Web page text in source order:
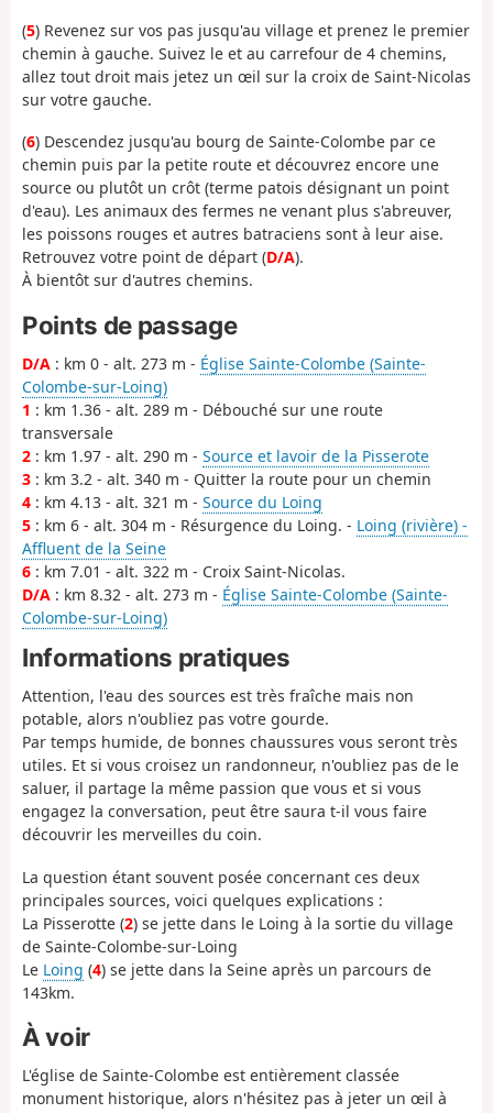
(5) Revenez sur vos pas jusqu'au village et prenez le premier
chemin à gauche. Suivez le et au carrefour de 4 chemins,
allez tout droit mais jetez un œil sur la croix de Saint-Nicolas
sur votre gauche.
(6) Descendez jusqu'au bourg de Sainte-Colombe par ce
chemin puis par la petite route et découvrez encore une
source ou plutôt un crôt (terme patois désignant un point
d'eau). Les animaux des fermes ne venant plus s'abreuver,
les poissons rouges et autres batraciens sont à leur aise.
Retrouvez votre point de départ (D/A).
À bientôt sur d'autres chemins.
Points de passage
D/A : km 0 - alt. 273 m - Église Sainte-Colombe (Sainte-
Colombe-sur-Loing)
1 : km 1.36 - alt. 289 m - Débouché sur une route
transversale
2 : km 1.97 - alt. 290 m - Source et lavoir de la Pisserote
3 : km 3.2 - alt. 340 m - Quitter la route pour un chemin
4 : km 4.13 - alt. 321 m - Source du Loing
5 : km 6 - alt. 304 m - Résurgence du Loing. - Loing (rivière) -
Affluent de la Seine
6 : km 7.01 - alt. 322 m - Croix Saint-Nicolas.
D/A : km 8.32 - alt. 273 m - Église Sainte-Colombe (Sainte-
Colombe-sur-Loing)
Informations pratiques
Attention, l'eau des sources est très fraîche mais non
potable, alors n'oubliez pas votre gourde.
Par temps humide, de bonnes chaussures vous seront très
utiles. Et si vous croisez un randonneur, n'oubliez pas de le
saluer, il partage la même passion que vous et si vous
engagez la conversation, peut être saura t-il vous faire
découvrir les merveilles du coin.
La question étant souvent posée concernant ces deux
principales sources, voici quelques explications :
La Pisserotte (2) se jette dans le Loing à la sortie du village
de Sainte-Colombe-sur-Loing
Le Loing (4) se jette dans la Seine après un parcours de
143km.
À voir
L'église de Sainte-Colombe est entièrement classée
monument historique, alors n'hésitez pas à jeter un œil à